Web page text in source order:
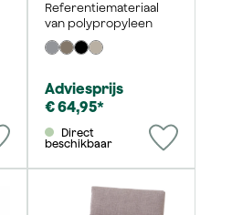
Referentiemateriaal
van polypropyleen
Adviesprijs
€ 64,95*
beschikbaar